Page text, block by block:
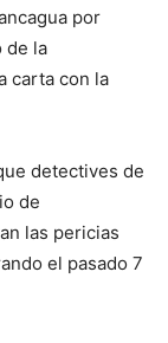
por
de la
carta con la
detectives de
de
las pericias
el pasado 7